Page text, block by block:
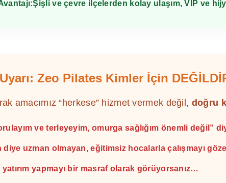
Şişli ve çevre ilçelerden kolay ulaşım, VIP ve
Zeo Pilates Kimler İçin
amacımız “herkese” hizmet vermek değil, doğru
ve terleyeyim, omurga sağlığım önemli değil”
uzman olmayan, eğitimsiz hocalarla çalışmayı göze
yatırım yapmayı bir masraf olarak görüyorsanız…